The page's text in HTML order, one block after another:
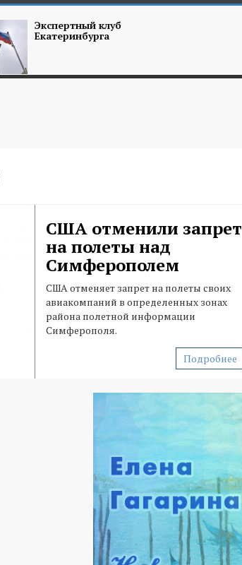
Экспертный клуб
Екатеринбурга
США отменили запрет
на полеты над
Симферополем
США отменяет запрет на полеты своих
авиакомпаний в определенных зонах
района полетной информации
Симферополя.
Подробнее